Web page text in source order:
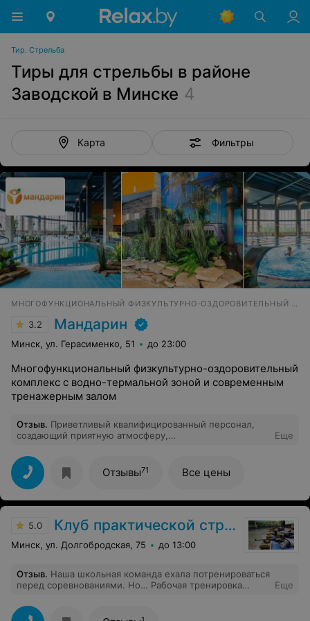
Тир. Стрельба
Тиры для стрельбы в районе
Заводской в Минске 4
Карта Фильтры
МНОГОФУНКЦИОНАЛЬНЫЙ ФИЗКУЛЬТУРНО-ОЗДОРОВИТЕЛЬНЫЙ КОМПЛЕКС
3.2 Мандарин
Минск, ул. Герасименко, 51 до 23:00
Многофункциональный физкультурно-оздоровительный
комплекс с водно-термальной зоной и современным
тренажерным залом
Отзыв. Приветливый квалифицированный персонал,
создающий приятную атмосферу,
оборудование, время ожидания сведено до минимума,
большая удобная парковка, в уютном кафе можно
вкусно перекусить.
Еще
Отзывы71 Все цены
5.0 Клуб практической стрельбы ДОСААФ
Минск, ул. Долгобродская, 75 до 13:00
Отзыв. Наша школьная команда ехала потренироваться
перед соревнованиями. Но… Рабочая тренировка
Прекрасные условия, тёплый приём, атмосфера
спортивного азарта и энергетика позитива! Дети
Еще